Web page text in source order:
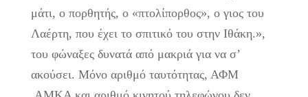
μάτι, ο πορθητής, ο «πτολίπορθος», ο γιος του
Λαέρτη, που έχει το σπιτικό του στην Ιθάκη.»,
του φώναξες δυνατά από μακριά για να σ’
ακούσει. Μόνο αριθμό ταυτότητας, ΑΦΜ